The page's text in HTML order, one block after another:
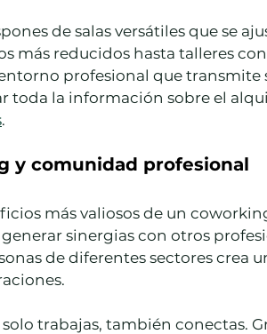
de salas versátiles que se
más reducidos hasta talleres
profesional que transmite
toda la información sobre el
.
y comunidad profesional
más valiosos de un
sinergias con otros
de diferentes sectores crea
trabajas, también conectas.